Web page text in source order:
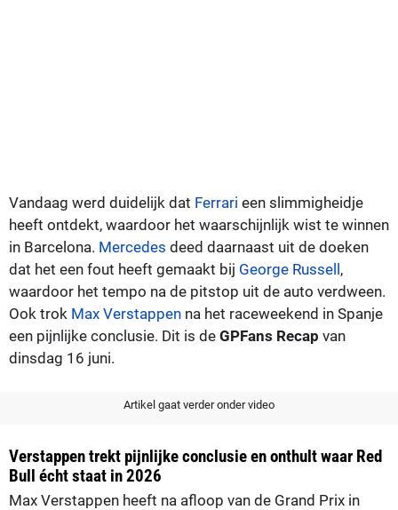
Vandaag werd duidelijk dat Ferrari een slimmigheidje
heeft ontdekt, waardoor het waarschijnlijk wist te winnen
in Barcelona. Mercedes deed daarnaast uit de doeken
dat het een fout heeft gemaakt bij George Russell,
waardoor het tempo na de pitstop uit de auto verdween.
Ook trok Max Verstappen na het raceweekend in Spanje
een pijnlijke conclusie. Dit is de GPFans Recap van
dinsdag 16 juni.
Artikel gaat verder onder video
Verstappen trekt pijnlijke conclusie en onthult waar Red
Bull écht staat in 2026
Max Verstappen heeft na afloop van de Grand Prix in